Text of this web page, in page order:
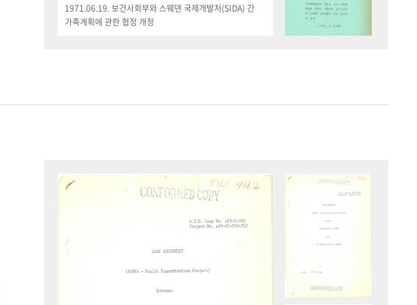
1971.06.19. 보건사회부와 스웨덴 국제개발처(SIDA) 간
가족계획에 관한 협정 개정